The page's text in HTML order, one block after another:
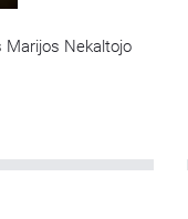
Marijos Nekaltojo